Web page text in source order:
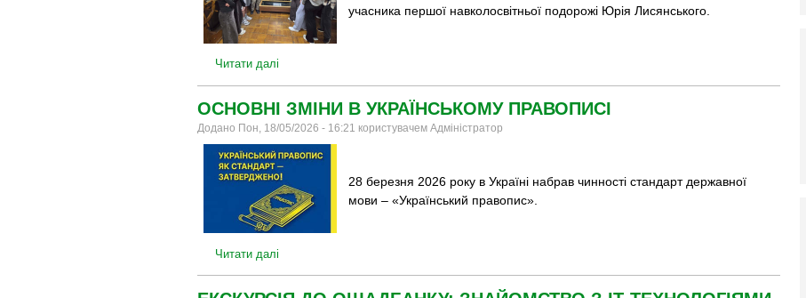
учасника першої навколосвітньої подорожі Юрія Лисянського
Читати далі
ОСНОВНІ ЗМІНИ В УКРАЇНСЬКОМУ ПРАВОПИСІ
Додано Пон, 18/05/2026 - 16:21 користувачем Адміністратор
28 березня 2026 року в Україні набрав чинності стандарт державної
мови – «Український правопис».
Читати далі